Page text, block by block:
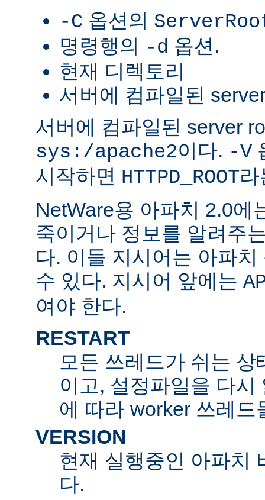
-C 옵션의
명령행의 -d 옵션.
현재 디렉토리
서버에 컴파일된
서버에 컴파일된 server
sys:/apache2이다. -V
시작하면 HTTPD_ROOT
NetWare용 아파치 2.0에
죽이거나 정보를 알려주
다. 이들 지시어는 아파
수 있다. 지시어 앞에는
여야 한다.
RESTART
모든 쓰레드가 쉬는
이고, 설정파일을 다
에 따라 worker 쓰레드
VERSION
현재 실행중인 아파치
다.